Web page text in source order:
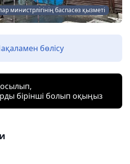
министрлігінің баспасөз қызметі
бөлісу
бірінші болып оқыңыз